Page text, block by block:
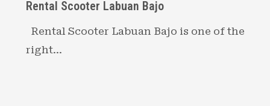
Rental Scooter Labuan Bajo
Rental Scooter Labuan Bajo is one of the
right…